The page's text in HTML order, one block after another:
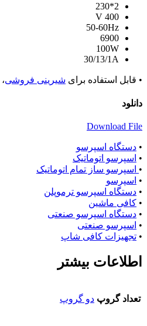
2*230
400 V
50-60Hz
6900
100W
30/13/1A
• قابل استفاده برای شیرینی فروشی،
دانلود
Download File
• دستگاه اسپرسو
• اسپرسو اتوماتیک
• اسپرسو ساز تمام اتوماتیک
• اسپرسو
• دستگاه اسپرسو ترموپلن
• کافی ماشین
• دستگاه اسپرسو صنعتی
• اسپرسو صنعتی
• تجهیزات کافی شاپ
اطلاعات بیشتر
تعداد گروپ دو گروپ